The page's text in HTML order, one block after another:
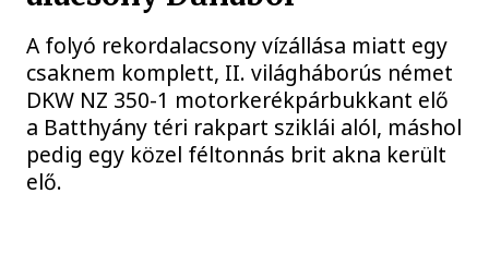
A folyó rekordalacsony vízállása miatt egy
csaknem komplett, II. világháborús német
DKW NZ 350-1 motorkerékpárbukkant elő
a Batthyány téri rakpart sziklái alól, máshol
pedig egy közel féltonnás brit akna került
elő.